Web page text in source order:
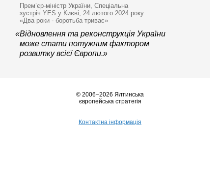
Прем’єр-міністр України, Спеціальна
зустріч YES у Києві, 24 лютого 2024 року
«Два роки - боротьба триває»
«Відновлення та реконструкція України
може стати потужним фактором
розвитку всієї Європи.»
© 2006–2026 Ялтинська
європейська стратегія
Контактна інформація